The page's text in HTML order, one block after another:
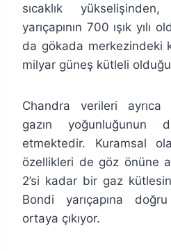
sıcaklık
yarıçapının 700 ışık yılı
da gökada merkezindeki
milyar güneş kütleli
Chandra verileri ayrıca
gazın yoğunluğunun
etmektedir. Kuramsal
özellikleri de göz önüne
2’si kadar bir gaz
Bondi yarıçapına
ortaya çıkıyor.